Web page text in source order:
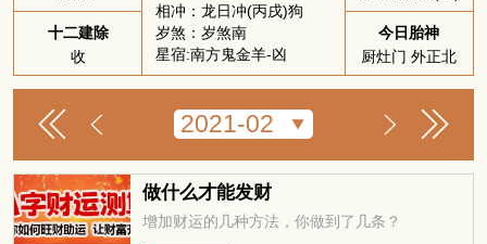
十二建除
收
相冲：龙日冲(丙戌)狗
岁煞：岁煞南
星宿:南方鬼金羊-凶
今日胎神
厨灶门 外正北
做什么才能发财
增加财运的几种方法，你做到了几条？